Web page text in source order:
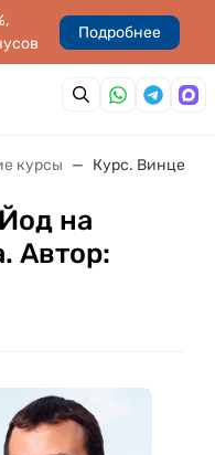
Подробнее
курсы Курс.
на
Автор: